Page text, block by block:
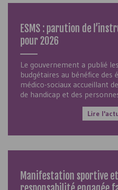
ESMS : parution de
pour 2026
Le gouvernement a publié
budgétaires au bénéfice des
médico-sociaux accueillant
de handicap et des
Lire
Manifestation sportive